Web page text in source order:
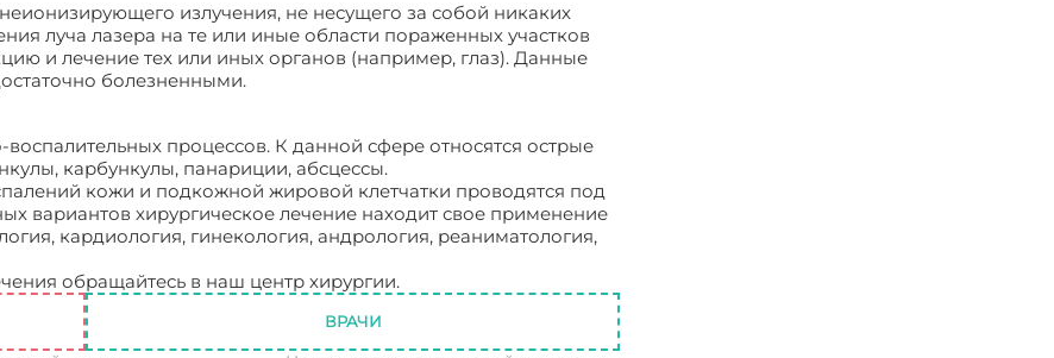
излучения, не несущего за собой никаких
луча лазера на те или иные области пораженных участков
и лечение тех или иных органов (например, глаз). Данные
болезненными.
процессов. К данной сфере относятся острые
карбункулы, панариции, абсцессы.
кожи и подкожной жировой клетчатки проводятся под
вариантов хирургическое лечение находит свое применение
кардиология, гинекология, андрология, реаниматология,
обращайтесь в наш центр хирургии.
ВРАЧИ